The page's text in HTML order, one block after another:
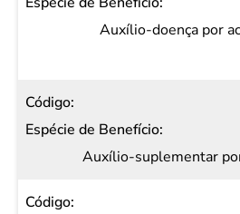
Auxílio-doença por
Auxílio-suplementar